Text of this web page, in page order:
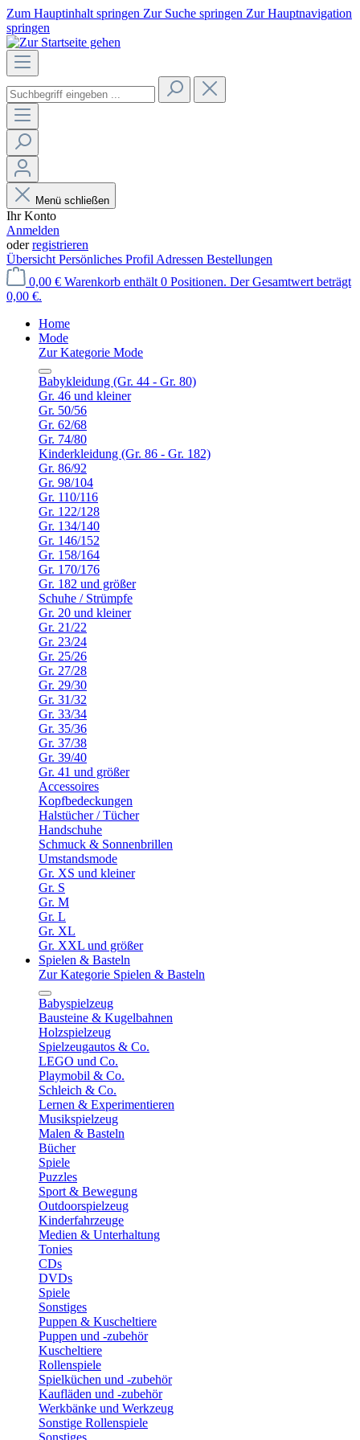
Zum Hauptinhalt springen Zur Suche springen Zur Hauptnavigation
springen
Menü schließen
Ihr Konto
Anmelden
oderregistrieren
Übersicht Persönliches Profil Adressen Bestellungen
0,00 € Warenkorb enthält 0 Positionen. Der Gesamtwert beträgt
0,00 €.
Home
Mode
Zur Kategorie Mode
Babykleidung (Gr. 44 - Gr. 80)
Gr. 46 und kleiner
Gr. 50/56
Gr. 62/68
Gr. 74/80
Kinderkleidung (Gr. 86 - Gr. 182)
Gr. 86/92
Gr. 98/104
Gr. 110/116
Gr. 122/128
Gr. 134/140
Gr. 146/152
Gr. 158/164
Gr. 170/176
Gr. 182 und größer
Schuhe / Strümpfe
Gr. 20 und kleiner
Gr. 21/22
Gr. 23/24
Gr. 25/26
Gr. 27/28
Gr. 29/30
Gr. 31/32
Gr. 33/34
Gr. 35/36
Gr. 37/38
Gr. 39/40
Gr. 41 und größer
Accessoires
Kopfbedeckungen
Halstücher / Tücher
Handschuhe
Schmuck & Sonnenbrillen
Umstandsmode
Gr. XS und kleiner
Gr. S
Gr. M
Gr. L
Gr. XL
Gr. XXL und größer
Spielen & Basteln
Zur Kategorie Spielen & Basteln
Babyspielzeug
Bausteine & Kugelbahnen
Holzspielzeug
Spielzeugautos & Co.
LEGO und Co.
Playmobil & Co.
Schleich & Co.
Lernen & Experimentieren
Musikspielzeug
Malen & Basteln
Bücher
Spiele
Puzzles
Sport & Bewegung
Outdoorspielzeug
Kinderfahrzeuge
Medien & Unterhaltung
Tonies
CDs
DVDs
Spiele
Sonstiges
Puppen & Kuscheltiere
Puppen und -zubehör
Kuscheltiere
Rollenspiele
Spielküchen und -zubehör
Kaufläden und -zubehör
Werkbänke und Werkzeug
Sonstige Rollenspiele
Sonstiges